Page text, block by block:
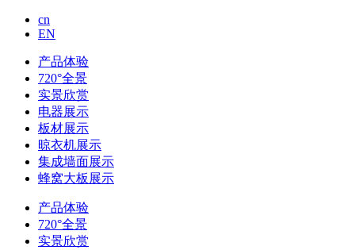
cn
EN
产品体验
720°全景
实景欣赏
电器展示
板材展示
晾衣机展示
集成墙面展示
蜂窝大板展示
产品体验
720°全景
实景欣赏